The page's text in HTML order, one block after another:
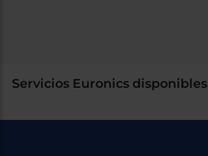
Servicios Euronics disponibles